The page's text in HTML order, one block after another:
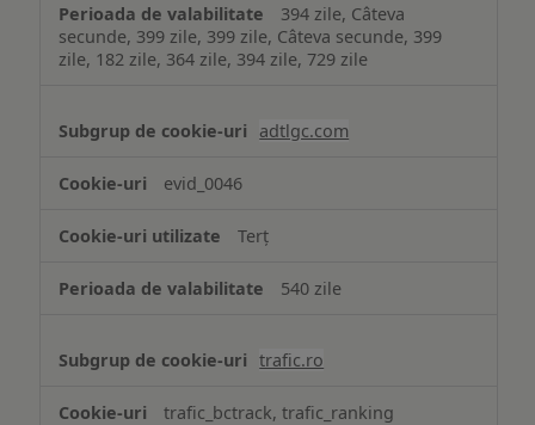
394 zile, Câteva
secunde, 399 zile, 399 zile, Câteva secunde, 399
zile, 182 zile, 364 zile, 394 zile, 729 zile
adtlgc.com
evid_0046
Terț
540 zile
trafic.ro
trafic_bctrack, trafic_ranking